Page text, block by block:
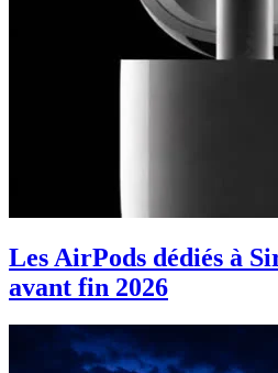
Les AirPods dédiés à
avant fin 2026